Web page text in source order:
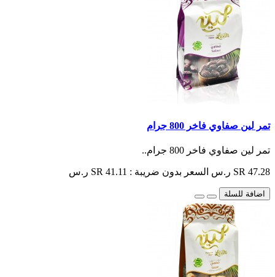
تمر لين صفاوي فاخر 800 جرام
تمر لين صفاوي فاخر 800 جرام..
SR 47.28 ر.س السعر بدون ضريبة : SR 41.11 ر.س
اضافة للسلة